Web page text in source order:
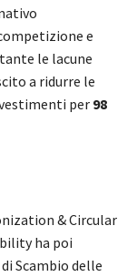
e
le lacune
a ridurre le
per98
& Circular
ha poi
Scambio delle